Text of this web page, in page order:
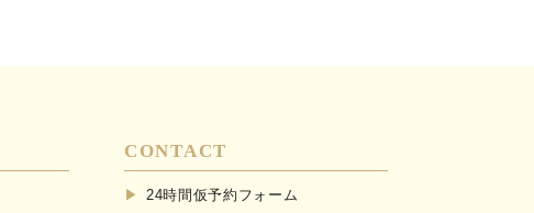
CONTACT
24時間仮予約フォーム